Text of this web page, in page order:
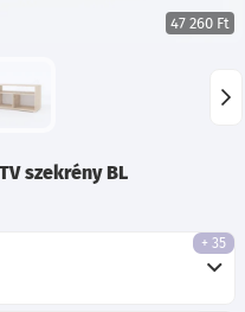
47 260 Ft
szekrény BL
+ 35